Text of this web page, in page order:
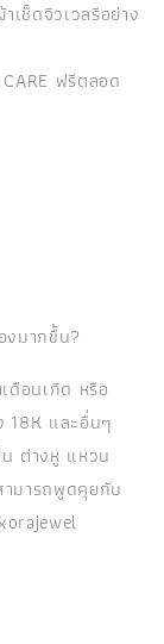
ช็ดจิวเวลรีอย่าง
ฟรีตลอด
งมากขึ้น?
ดือนเกิด หรือ
18K และอื่นๆ
ต่างหู แหวน
มารถพูดคุยกับ